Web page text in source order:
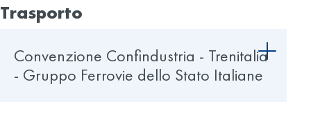
Trasporto
Convenzione Confindustria - Trenitalia
- Gruppo Ferrovie dello Stato Italiane